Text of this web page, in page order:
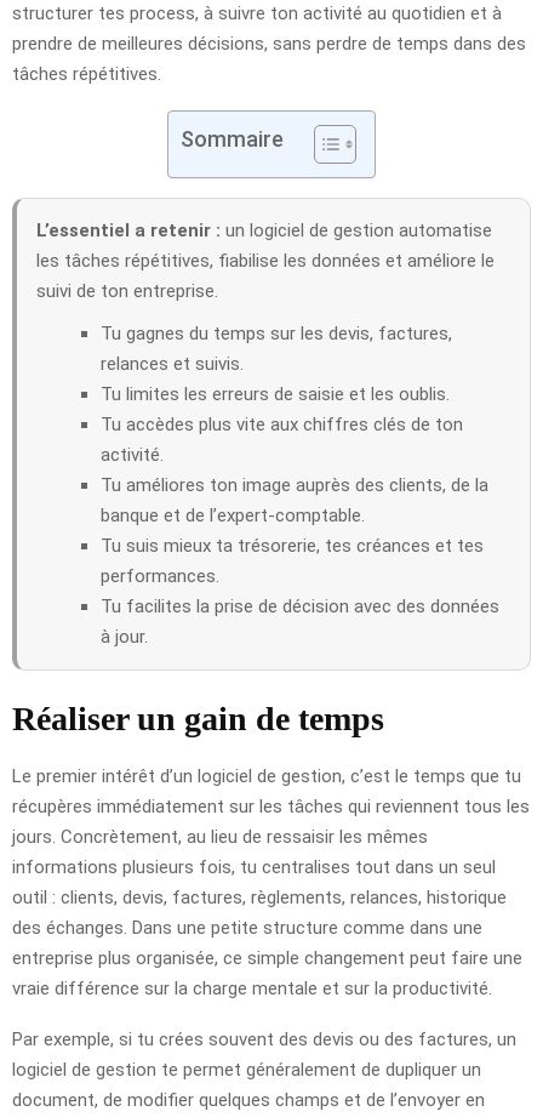
structurer tes process, à suivre ton activité au quotidien et à
prendre de meilleures décisions, sans perdre de temps dans des
tâches répétitives.
Sommaire
L’essentiel a retenir : un logiciel de gestion automatise
les tâches répétitives, fiabilise les données et améliore le
suivi de ton entreprise.
Tu gagnes du temps sur les devis, factures,
relances et suivis.
Tu limites les erreurs de saisie et les oublis.
Tu accèdes plus vite aux chiffres clés de ton
activité.
Tu améliores ton image auprès des clients, de la
banque et de l’expert-comptable.
Tu suis mieux ta trésorerie, tes créances et tes
performances.
Tu facilites la prise de décision avec des données
à jour.
Réaliser un gain de temps
Le premier intérêt d’un logiciel de gestion, c’est le temps que tu
récupères immédiatement sur les tâches qui reviennent tous les
jours. Concrètement, au lieu de ressaisir les mêmes
informations plusieurs fois, tu centralises tout dans un seul
outil : clients, devis, factures, règlements, relances, historique
des échanges. Dans une petite structure comme dans une
entreprise plus organisée, ce simple changement peut faire une
vraie différence sur la charge mentale et sur la productivité.
Par exemple, si tu crées souvent des devis ou des factures, un
logiciel de gestion te permet généralement de dupliquer un
document, de modifier quelques champs et de l’envoyer en